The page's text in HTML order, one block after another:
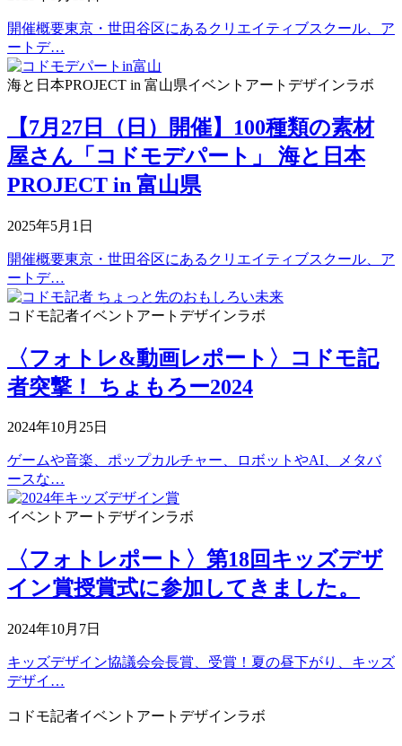
開催概要東京・世田谷区にあるクリエイティブスクール、ア
ートデ…
海と日本PROJECT in 富山県イベント アートデザインラボ
【7月27日（日）開催】100種類の素材
屋さん「コドモデパート」 海と日本
PROJECT in 富山県
2025年5月1日
開催概要東京・世田谷区にあるクリエイティブスクール、ア
ートデ…
コドモ記者イベント アートデザインラボ
〈フォトレ&動画レポート〉コドモ記
者突撃！ ちょもろー2024
2024年10月25日
ゲームや音楽、ポップカルチャー、ロボットやAI、メタバ
ースな…
イベント アートデザインラボ
〈フォトレポート〉第18回キッズデザ
イン賞授賞式に参加してきました。
2024年10月7日
キッズデザイン協議会会長賞、受賞！夏の昼下がり、キッズ
デザイ…
コドモ記者イベント アートデザインラボ